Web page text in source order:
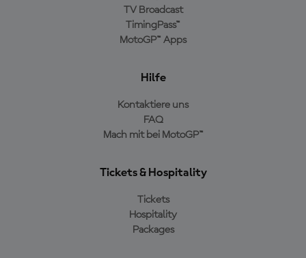
TV Broadcast
TimingPass™
MotoGP™ Apps
Hilfe
Kontaktiere uns
FAQ
Mach mit bei MotoGP™
Tickets & Hospitality
Tickets
Hospitality
Packages